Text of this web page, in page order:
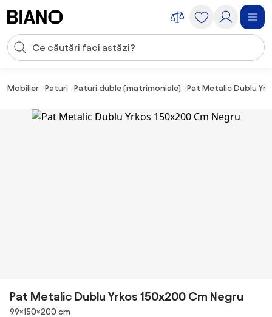
Introducerea căutării
Mobilier Paturi Paturi duble (matrimoniale) Pat Metalic Dublu
Pat Metalic Dublu Yrkos 150x200 Cm Negru
Dimensiuni
99×150×200 cm